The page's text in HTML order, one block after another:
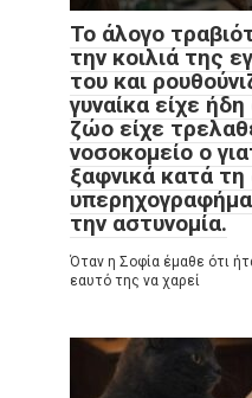
Το άλογο
την κοιλιά της
του και
γυναίκα είχε
ζώο είχε
νοσοκομείο ο
ξαφνικά κατά τη
την αστυνομία.
Όταν η Σοφία έμαθε ότι
εαυτό της να χαρεί